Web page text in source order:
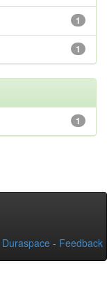
1
1
1
Duraspace - Feedback